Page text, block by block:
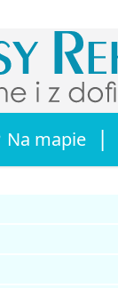
Na mapie |